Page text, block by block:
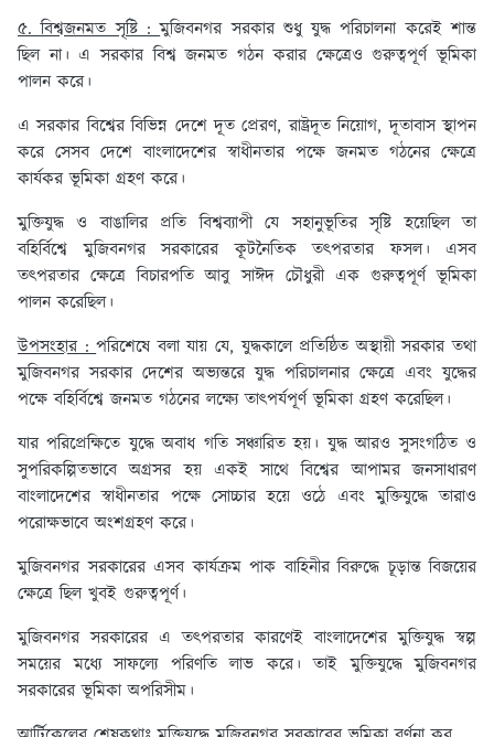
৫. বিশ্বজনমত সৃষ্টি :মুজিবনগর সরকার শুধু যুদ্ধ পরিচালনা করেই শান্ত
ছিল না। এ সরকার বিশ্ব জনমত গঠন করার ক্ষেত্রেও গুরুত্বপূর্ণ ভূমিকা
পালন করে।
এ সরকার বিশ্বের বিভিন্ন দেশে দূত প্রেরণ, রাষ্ট্রদূত নিয়োগ, দূতাবাস স্থাপন
করে সেসব দেশে বাংলাদেশের স্বাধীনতার পক্ষে জনমত গঠনের ক্ষেত্রে
কার্যকর ভূমিকা গ্রহণ করে।
মুক্তিযুদ্ধ ও বাঙালির প্রতি বিশ্বব্যাপী যে সহানুভূতির সৃষ্টি হয়েছিল তা
বহির্বিশ্বে মুজিবনগর সরকারের কূটনৈতিক তৎপরতার ফসল। এসব
তৎপরতার ক্ষেত্রে বিচারপতি আবু সাঈদ চৌধুরী এক গুরুত্বপূর্ণ ভূমিকা
পালন করেছিল।
উপসংহার :পরিশেষে বলা যায় যে, যুদ্ধকালে প্রতিষ্ঠিত অস্থায়ী সরকার তথা
মুজিবনগর সরকার দেশের অভ্যন্তরে যুদ্ধ পরিচালনার ক্ষেত্রে এবং যুদ্ধের
পক্ষে বহির্বিশ্বে জনমত গঠনের লক্ষ্যে তাৎপর্যপূর্ণ ভূমিকা গ্রহণ করেছিল।
যার পরিপ্রেক্ষিতে যুদ্ধে অবাধ গতি সঞ্চারিত হয়। যুদ্ধ আরও সুসংগঠিত ও
সুপরিকল্পিতভাবে অগ্রসর হয় একই সাথে বিশ্বের আপামর জনসাধারণ
বাংলাদেশের স্বাধীনতার পক্ষে সোচ্চার হয়ে ওঠে এবং মুক্তিযুদ্ধে তারাও
পরোক্ষভাবে অংশগ্রহণ করে।
মুজিবনগর সরকারের এসব কার্যক্রম পাক বাহিনীর বিরুদ্ধে চূড়ান্ত বিজয়ের
ক্ষেত্রে ছিল খুবই গুরুত্বপূর্ণ।
মুজিবনগর সরকারের এ তৎপরতার কারণেই বাংলাদেশের মুক্তিযুদ্ধ স্বল্প
সময়ের মধ্যে সাফল্যে পরিণতি লাভ করে। তাই মুক্তিযুদ্ধে মুজিবনগর
সরকারের ভূমিকা অপরিসীম।